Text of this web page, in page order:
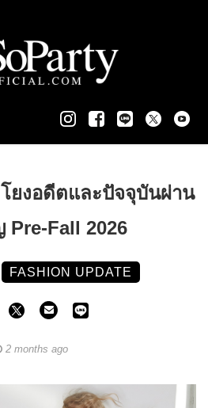
ยงอดีตและปัจจุบันผ่าน
Pre-Fall 2026
FASHION UPDATE
2 months ago